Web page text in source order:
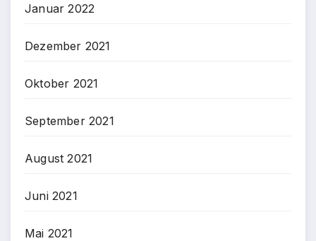
Januar 2022
Dezember 2021
Oktober 2021
September 2021
August 2021
Juni 2021
Mai 2021